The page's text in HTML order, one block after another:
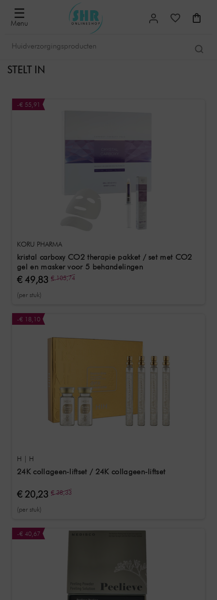
☰
Menu
STELT IN
-€ 55,91
KORU PHARMA
kristal carboxy CO2 therapie pakket / set met CO2
gel en masker voor 5 behandelingen
€ 49,83 € 105,74
(per stuk)
-€ 18,10
H | H
24K collageen-liftset / 24K collageen-liftset
€ 20,23 € 38,33
(per stuk)
-€ 40,67